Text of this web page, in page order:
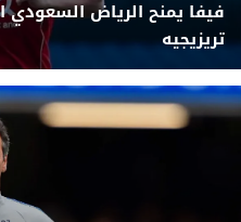
فيفا يمنح الرياض السعودي
تريزيجيه